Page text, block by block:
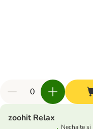
zoohit Relax
Nechajte